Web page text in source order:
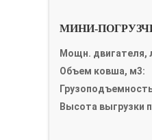
МИНИ-
Мощн. двигателя,
Объем ковша, м3:
Высота выгрузки